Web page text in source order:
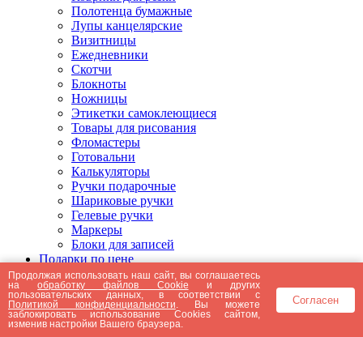
Полотенца бумажные
Лупы канцелярские
Визитницы
Ежедневники
Скотчи
Блокноты
Ножницы
Этикетки самоклеющиеся
Товары для рисования
Фломастеры
Готовальни
Калькуляторы
Ручки подарочные
Шариковые ручки
Гелевые ручки
Маркеры
Блоки для записей
Подарки по цене
Подарки от 5000 рублей
Подарки до 5000 рублей
Подарки до 3000 рублей
Подарки до 2000 рублей
Подарки до 1000 рублей
Продолжая использовать наш сайт, вы соглашаетесь
наобработку файлов Cookie и других
пользовательских данных, в соответствии с
Политикой конфиденциальности . Вы можете
заблокировать использование Cookies сайтом,
изменив настройки Вашего браузера.
Согласен